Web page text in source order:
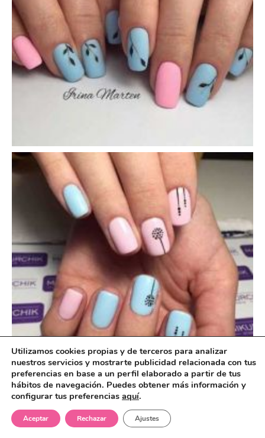
Utilizamos cookies propias y de terceros para analizar
nuestros servicios y mostrarte publicidad relacionada con tus
preferencias en base a un perfil elaborado a partir de tus
hábitos de navegación. Puedes obtener más información y
configurar tus preferencias aquí.
Aceptar Rechazar Ajustes